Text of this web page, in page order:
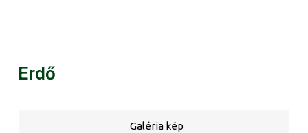
Erdő
Galéria kép